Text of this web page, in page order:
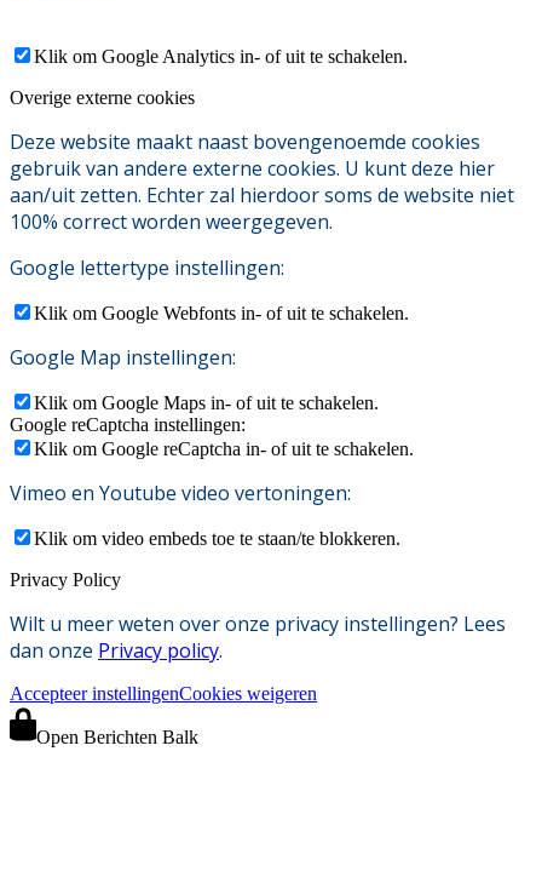
Klik om Google Analytics in- of uit te schakelen.
Overige externe cookies
Deze website maakt naast bovengenoemde cookies
gebruik van andere externe cookies. U kunt deze hier
aan/uit zetten. Echter zal hierdoor soms de website niet
100% correct worden weergegeven.
Google lettertype instellingen:
Klik om Google Webfonts in- of uit te schakelen.
Google Map instellingen:
Klik om Google Maps in- of uit te schakelen.
Google reCaptcha instellingen:
Klik om Google reCaptcha in- of uit te schakelen.
Vimeo en Youtube video vertoningen:
Klik om video embeds toe te staan/te blokkeren.
Privacy Policy
Wilt u meer weten over onze privacy instellingen? Lees
dan onze Privacy policy.
Accepteer instellingenCookies weigeren
Open Berichten Balk